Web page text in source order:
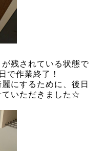
残されている状態で
で作業終了！
にするために、後日
ていただきました☆